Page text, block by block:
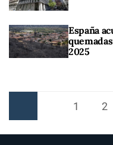
España
2025
1 2